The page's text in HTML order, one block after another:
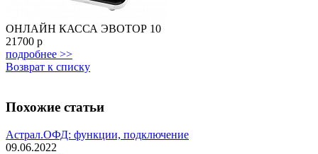
ОНЛАЙН КАССА ЭВОТОР 10
21700 р
подробнее >>
Возврат к списку
Похожие статьи
Астрал.ОФД: функции, подключение
09.06.2022